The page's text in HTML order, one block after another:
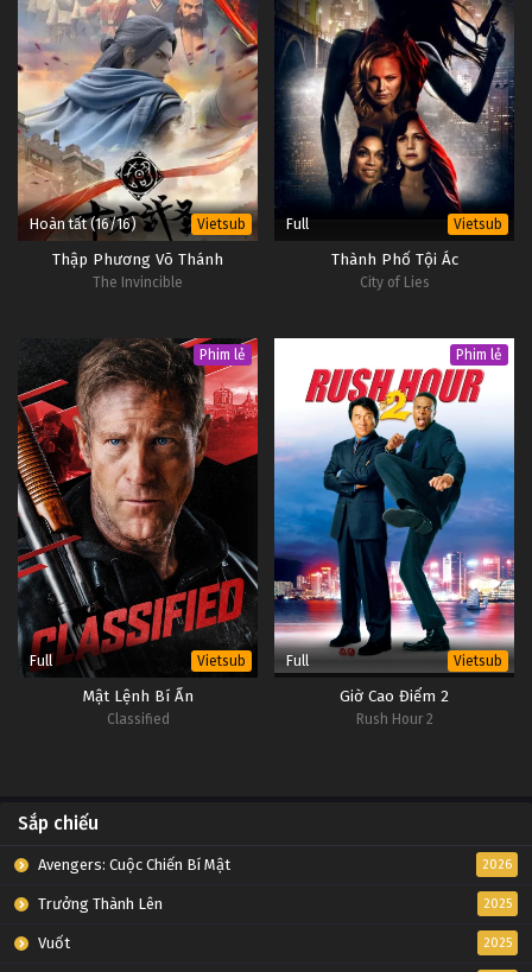
Hoàn tất (16/16) Vietsub
Thập Phương Võ Thánh
The Invincible
Full Vietsub
Thành Phố Tội Ác
City of Lies
Phim lẻ
Full Vietsub
Mật Lệnh Bí Ẩn
Classified
Phim lẻ
Full Vietsub
Giờ Cao Điểm 2
Rush Hour 2
Sắp chiếu
Avengers: Cuộc Chiến Bí Mật 2026
Trưởng Thành Lên 2025
Vuốt 2025